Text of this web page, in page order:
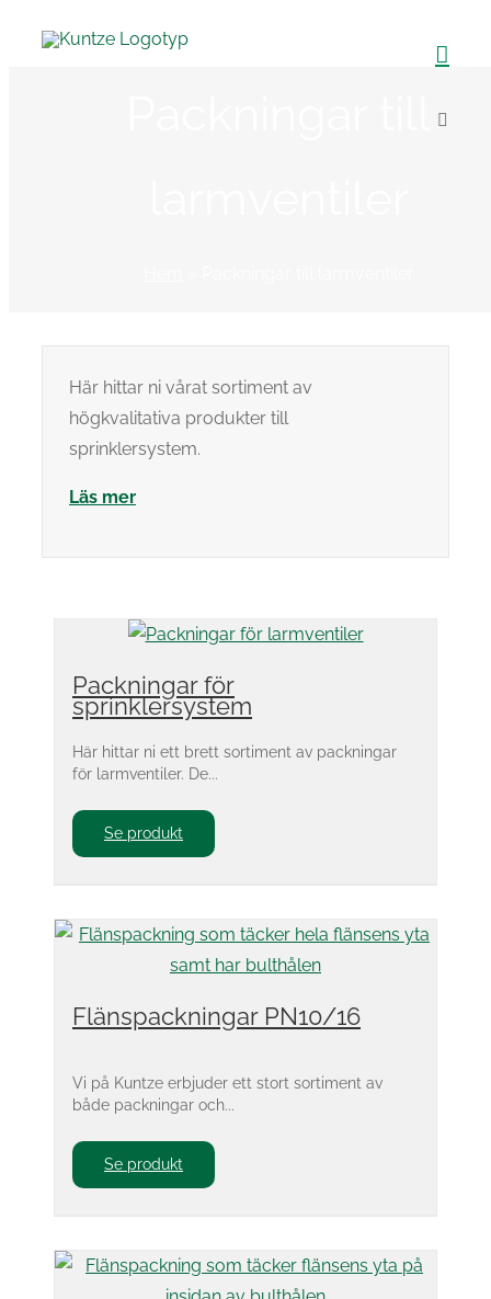
Här hittar ni vårat sortiment av
högkvalitativa produkter till
sprinklersystem.
Läs mer
Packningar för
sprinklersystem
Här hittar ni ett brett sortiment av packningar
för larmventiler. De...
Se produkt
Flänspackningar PN10/16
Vi på Kuntze erbjuder ett stort sortiment av
både packningar och...
Se produkt